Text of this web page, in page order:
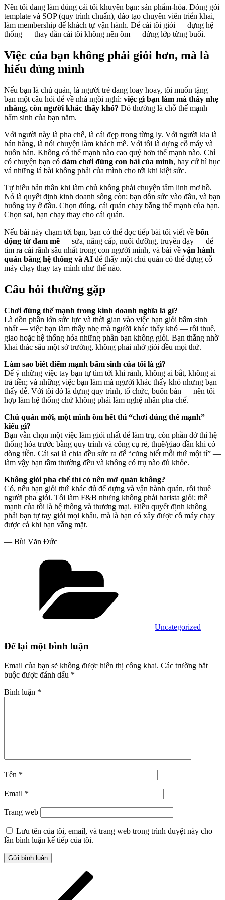
Nên tôi đang làm đúng cái tôi khuyên bạn: sản phẩm-hóa. Đóng gói
template và SOP (quy trình chuẩn), đào tạo chuyên viên triển khai,
làm membership để khách tự vận hành. Để cái tôi giỏi — dựng hệ
thống — thay dần cái tôi không nên ôm — đứng lớp từng buổi.
Việc của bạn không phải giỏi hơn, mà là
hiểu đúng mình
Nếu bạn là chủ quán, là người trẻ đang loay hoay, tôi muốn tặng
bạn một câu hỏi để về nhà ngồi nghĩ: việc gì bạn làm mà thấy nhẹ
nhàng, còn người khác thấy khó? Đó thường là chỗ thế mạnh
bẩm sinh của bạn nằm.
Với người này là pha chế, là cái đẹp trong từng ly. Với người kia là
bán hàng, là nói chuyện làm khách mê. Với tôi là dựng cỗ máy và
buôn bán. Không có thế mạnh nào cao quý hơn thế mạnh nào. Chỉ
có chuyện bạn có dám chơi đúng con bài của mình, hay cứ hì hục
vá những lá bài không phải của mình cho tới khi kiệt sức.
Tự hiểu bản thân khi làm chủ không phải chuyện tâm linh mơ hồ.
Nó là quyết định kinh doanh sống còn: bạn dồn sức vào đâu, và bạn
buông tay ở đâu. Chọn đúng, cái quán chạy bằng thế mạnh của bạn.
Chọn sai, bạn chạy thay cho cái quán.
Nếu bài này chạm tới bạn, bạn có thể đọc tiếp bài tôi viết về bốn
động từ đam mê — sửa, nâng cấp, nuôi dưỡng, truyền dạy — để
tìm ra cái rãnh sâu nhất trong con người mình, và bài về vận hành
quán bằng hệ thống và AI để thấy một chủ quán có thể dựng cỗ
máy chạy thay tay mình như thế nào.
Câu hỏi thường gặp
Chơi đúng thế mạnh trong kinh doanh nghĩa là gì?
Là dồn phần lớn sức lực và thời gian vào việc bạn giỏi bẩm sinh
nhất — việc bạn làm thấy nhẹ mà người khác thấy khó — rồi thuê,
giao hoặc hệ thống hóa những phần bạn không giỏi. Bạn thắng nhờ
khai thác sâu một sở trường, không phải nhờ giỏi đều mọi thứ.
Làm sao biết điểm mạnh bẩm sinh của tôi là gì?
Để ý những việc tay bạn tự tìm tới khi rảnh, không ai bắt, không ai
trả tiền; và những việc bạn làm mà người khác thấy khó nhưng bạn
thấy dễ. Với tôi đó là dựng quy trình, tổ chức, buôn bán — nên tôi
hợp làm hệ thống chứ không phải làm nghệ nhân pha chế.
Chủ quán mới, một mình ôm hết thì “chơi đúng thế mạnh”
kiểu gì?
Bạn vẫn chọn một việc làm giỏi nhất để làm trụ, còn phần dở thì hệ
thống hóa trước bằng quy trình và công cụ rẻ, thuê/giao dần khi có
dòng tiền. Cái sai là chia đều sức ra để “cũng biết mỗi thứ một tí” —
làm vậy bạn tầm thường đều và không có trụ nào đủ khỏe.
Không giỏi pha chế thì có nên mở quán không?
Có, nếu bạn giỏi thứ khác đủ để dựng và vận hành quán, rồi thuê
người pha giỏi. Tôi làm F&B nhưng không phải barista giỏi; thế
mạnh của tôi là hệ thống và thương mại. Điều quyết định không
phải bạn tự tay giỏi mọi khâu, mà là bạn có xây được cỗ máy chạy
được cả khi bạn vắng mặt.
— Bùi Văn Đức
Uncategorized
Để lại một bình luận
Email của bạn sẽ không được hiển thị công khai. Các trường bắt
buộc được đánh dấu *
Bình luận *
Tên *
Email *
Trang web
Lưu tên của tôi, email, và trang web trong trình duyệt này cho
lần bình luận kế tiếp của tôi.